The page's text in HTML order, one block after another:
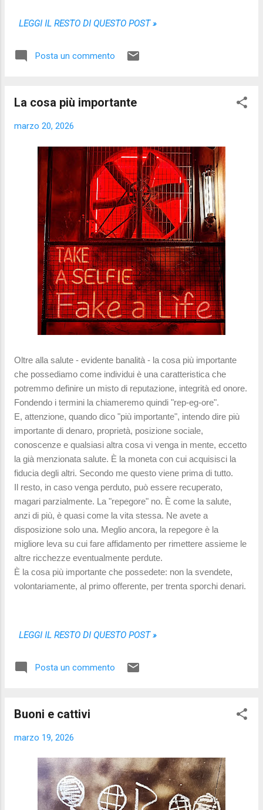
LEGGI IL RESTO DI QUESTO POST »
Posta un commento
La cosa più importante
marzo 20, 2026
Oltre alla salute - evidente banalità - la cosa più importante
che possediamo come individui è una caratteristica che
potremmo definire un misto di reputazione, integrità ed onore.
Fondendo i termini la chiameremo quindi "rep-eg-ore".
E, attenzione, quando dico "più importante", intendo dire più
importante di denaro, proprietà, posizione sociale,
conoscenze e qualsiasi altra cosa vi venga in mente, eccetto
la già menzionata salute. È la moneta con cui acquisisci la
fiducia degli altri. Secondo me questo viene prima di tutto.
Il resto, in caso venga perduto, può essere recuperato,
magari parzialmente. La "repegore" no. È come la salute,
anzi di più, è quasi come la vita stessa. Ne avete a
disposizione solo una. Meglio ancora, la repegore è la
migliore leva su cui fare affidamento per rimettere assieme le
altre ricchezze eventualmente perdute.
È la cosa più importante che possedete: non la svendete,
volontariamente, al primo offerente, per trenta sporchi denari.
LEGGI IL RESTO DI QUESTO POST »
Posta un commento
Buoni e cattivi
marzo 19, 2026